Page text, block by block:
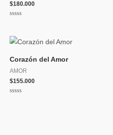
$180.000
de
5
Corazón del Amor
AMOR
$155.000